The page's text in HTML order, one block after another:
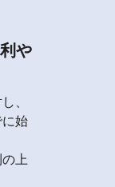
や
、
始
上